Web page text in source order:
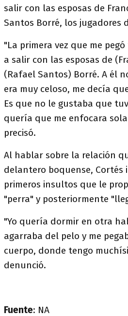
salir con las esposas de
Santos Borré, los jugadores
"La primera vez que me
a salir con las esposas de
(Rafael Santos) Borré. A él
era muy celoso, me decía
Es que no le gustaba que
quería que me enfocara
precisó.
Al hablar sobre la relación
delantero boquense, Cortés
primeros insultos que le
"perra" y posteriormente
"Yo quería dormir en otra
agarraba del pelo y me
cuerpo, donde tengo
denunció.
Fuente: NA